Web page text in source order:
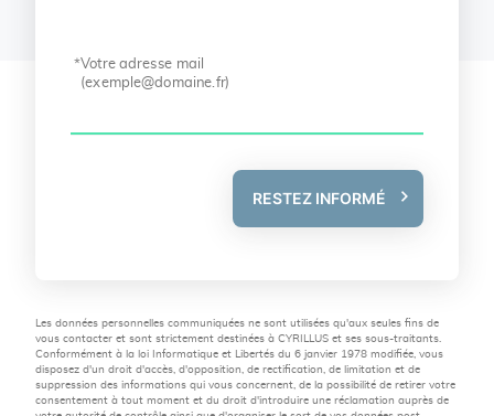
Votre adresse mail
(exemple@domaine.fr)
RESTEZ INFORMÉ
Les données personnelles communiquées ne sont utilisées qu'aux seules fins de
vous contacter et sont strictement destinées à CYRILLUS et ses sous-traitants.
Conformément à la loi Informatique et Libertés du 6 janvier 1978 modifiée, vous
disposez d'un droit d'accès, d'opposition, de rectification, de limitation et de
suppression des informations qui vous concernent, de la possibilité de retirer votre
consentement à tout moment et du droit d'introduire une réclamation auprès de